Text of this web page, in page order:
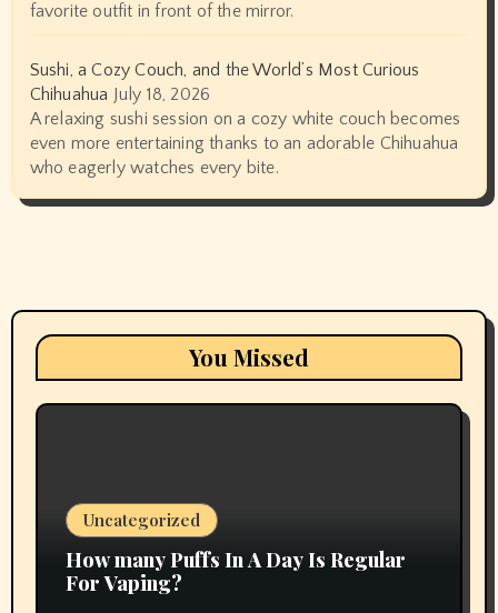
favorite outfit in front of the mirror.
Sushi, a Cozy Couch, and the World’s Most Curious
Chihuahua July 18, 2026
A relaxing sushi session on a cozy white couch becomes
even more entertaining thanks to an adorable Chihuahua
who eagerly watches every bite.
You Missed
Uncategorized
How many Puffs In A Day Is Regular
For Vaping?